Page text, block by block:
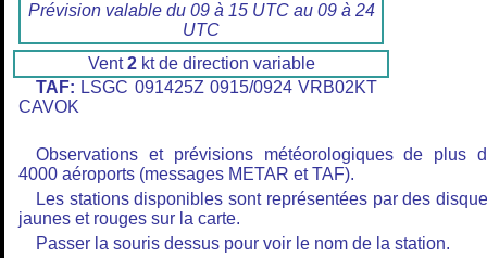
Prévision valable du 09 à 15 UTC au 09 à 24
UTC
Vent2kt de direction variable
TAF: LSGC 091425Z 0915/0924 VRB02KT
CAVOK
Observations et prévisions météorologiques de plus
4000 aéroports (messages METAR et TAF).
Les stations disponibles sont représentées par des
jaunes et rouges sur la carte.
Passer la souris dessus pour voir le nom de la station.